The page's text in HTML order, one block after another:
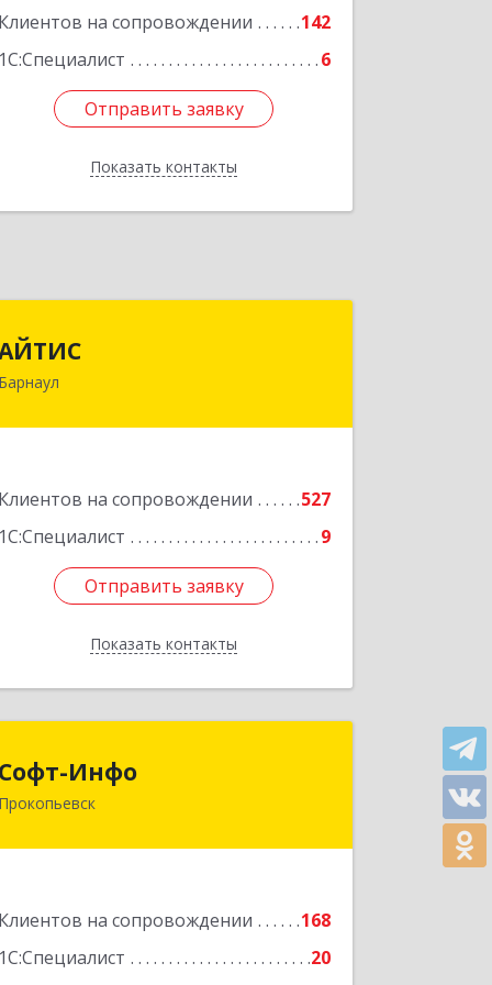
Клиентов на сопровождении
142
1С:Специалист
6
Отправить заявку
Показать контакты
Отправить заявку
Назад
Барнаул
Клиентов на сопровождении
527
1С:Специалист
9
Отправить заявку
Показать контакты
656067, Алтайский край, Барнаул г,
Отправить заявку
Назад
Софт-Инфо
Прокопьевск
Клиентов на сопровождении
168
1С:Специалист
20
653039, Кемеровская область -
Подробнее